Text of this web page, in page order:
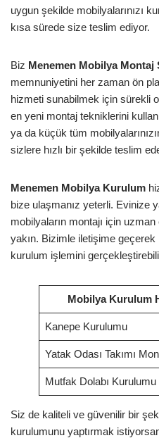
uygun şekilde mobilyalarınızı
kısa sürede size teslim ediyor.
Biz Menemen Mobilya Montaj
memnuniyetini her zaman ön
hizmeti sunabilmek için sürekli
en yeni montaj tekniklerini
ya da küçük tüm
sizlere hızlı bir şekilde teslim
Menemen Mobilya Kurulum
bize ulaşmanız yeterli. Evinize
mobilyaların montajı için
yakın. Bizimle iletişime geçerek
kurulum işlemini
Mobilya Kurulum
Kanepe Kurulumu
Yatak Odası Takımı
Mutfak Dolabı Kurulumu
Siz de kaliteli ve güvenilir bir
kurulumunu yaptırmak